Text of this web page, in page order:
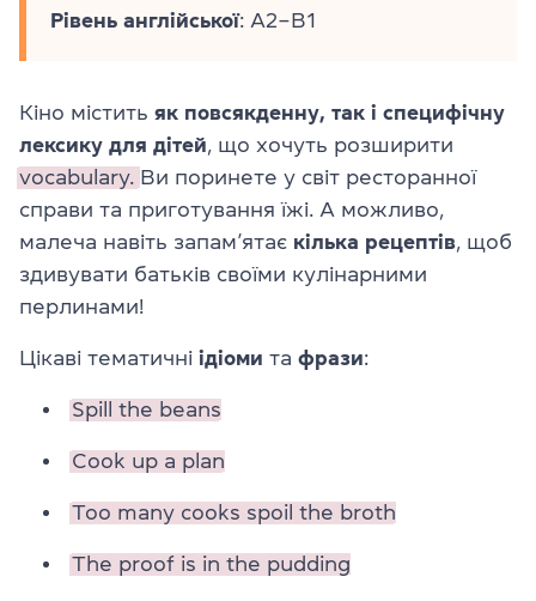
Рівень англійської: A2–B1
Кіно містить як повсякденну, так і специфічну
лексику для дітей, що хочуть розширити
vocabulary. Ви поринете у світ ресторанної
справи та приготування їжі. А можливо,
малеча навіть запам’ятає кілька рецептів, щоб
здивувати батьків своїми кулінарними
перлинами!
Цікаві тематичні ідіоми та фрази:
Spill the beans
Cook up a plan
Too many cooks spoil the broth
The proof is in the pudding